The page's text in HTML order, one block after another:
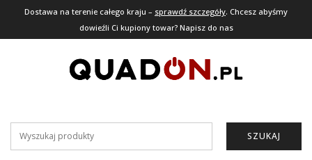
Dostawa na terenie całego kraju – sprawdź szczegóły. Chcesz abyśmy
dowieźli Ci kupiony towar? Napisz do nas
SZUKAJ